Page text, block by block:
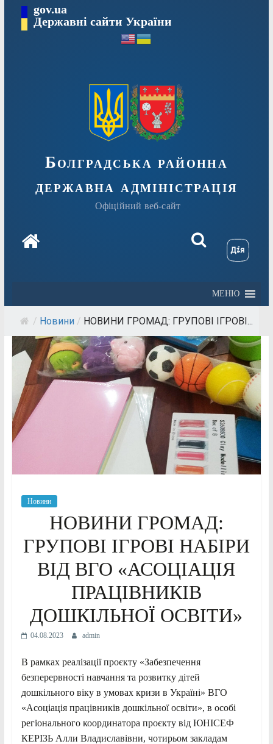
Перейтиgov.ua
Державні сайти України
Болградська районна
державна адміністрація
Офіційний веб-сайт
МЕНЮ
/ Новини / НОВИНИ ГРОМАД: ГРУПОВІ ІГРОВІ...
Новини
НОВИНИ ГРОМАД:
ГРУПОВІ ІГРОВІ НАБІРИ
ВІД ВГО «АСОЦІАЦІЯ
ПРАЦІВНИКІВ
ДОШКІЛЬНОЇ ОСВІТИ»
04.08.2023 admin
В рамках реалізації проєкту «Забезпечення
безперервності навчання та розвитку дітей
дошкільного віку в умовах кризи в Україні» ВГО
«Асоціація працівників дошкільної освіти», в особі
регіонального координатора проєкту від ЮНІСЕФ
КЕРІЗЬ Алли Владиславівни, чотирьом закладам